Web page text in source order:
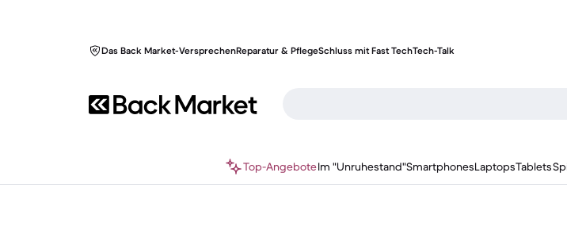
Das Back Market-VersprechenReparatur & PflegeSchluss mit Fast TechTech-Talk
Top-AngeboteIm "Unruhestand"SmartphonesLaptopsTablets